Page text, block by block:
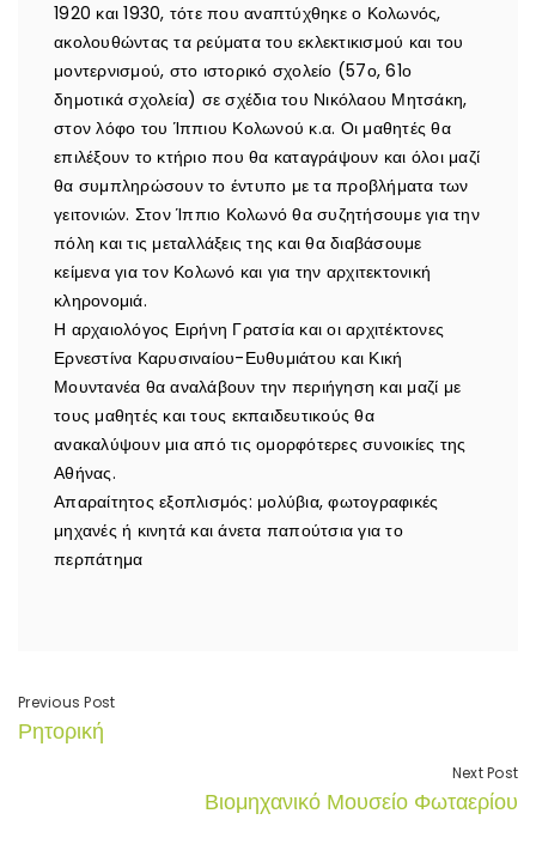
1920 και 1930, τότε που αναπτύχθηκε ο Κολωνός,
ακολουθώντας τα ρεύματα του εκλεκτικισμού και του
μοντερνισμού, στο ιστορικό σχολείο (57ο, 61ο
δημοτικά σχολεία) σε σχέδια του Νικόλαου Μητσάκη,
στον λόφο του Ίππιου Κολωνού κ.α. Οι μαθητές θα
επιλέξουν το κτήριο που θα καταγράψουν και όλοι μαζί
θα συμπληρώσουν το έντυπο με τα προβλήματα των
γειτονιών. Στον Ίππιο Κολωνό θα συζητήσουμε για την
πόλη και τις μεταλλάξεις της και θα διαβάσουμε
κείμενα για τον Κολωνό και για την αρχιτεκτονική
κληρονομιά.
Η αρχαιολόγος Ειρήνη Γρατσία και οι αρχιτέκτονες
Ερνεστίνα Καρυσιναίου-Ευθυμιάτου και Κική
Μουντανέα θα αναλάβουν την περιήγηση και μαζί με
τους μαθητές και τους εκπαιδευτικούς θα
ανακαλύψουν μια από τις ομορφότερες συνοικίες της
Αθήνας.
Απαραίτητος εξοπλισμός: μολύβια, φωτογραφικές
μηχανές ή κινητά και άνετα παπούτσια για το
περπάτημα
Previous Post
Ρητορική
Next Post
Βιομηχανικό Μουσείο Φωταερίου